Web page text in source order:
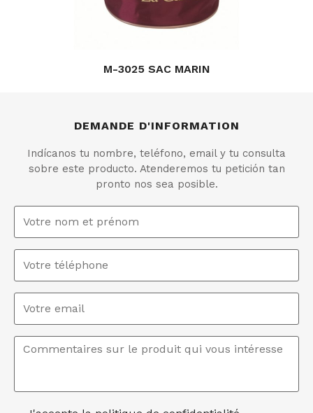
M-3025 SAC MARIN
DEMANDE D'INFORMATION
Indícanos tu nombre, teléfono, email y tu consulta
sobre este producto. Atenderemos tu petición tan
pronto nos sea posible.
Nom
et
prénom *
Téléphone
Email
Commentaires